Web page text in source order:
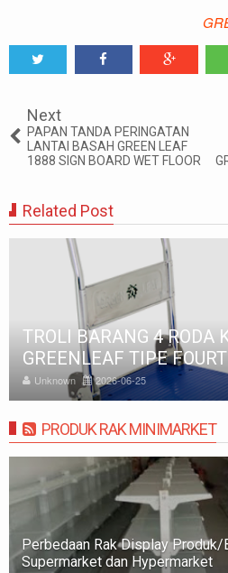
Next
PAPAN TANDA PERINGATAN
LANTAI BASAH GREEN LEAF
1888 SIGN BOARD WET FLOOR
Related Post
TROLI BARANG :
PENJELASANNYA
Unknown 2023-05-07
PRODUK RAK MINIMARKET
Rak Minimarket: Pengertian,
Memilih